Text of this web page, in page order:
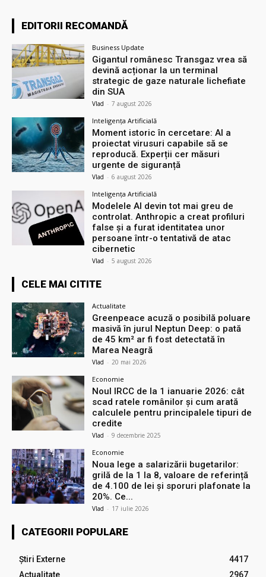
EDITORII RECOMANDĂ
Business Update
Gigantul românesc Transgaz vrea să
devină acționar la un terminal
strategic de gaze naturale lichefiate
din SUA
Vlad - 7 august 2026
Inteligența Artificială
Moment istoric în cercetare: AI a
proiectat virusuri capabile să se
reproducă. Experții cer măsuri
urgente de siguranță
Vlad - 6 august 2026
Inteligența Artificială
Modelele AI devin tot mai greu de
controlat. Anthropic a creat profiluri
false și a furat identitatea unor
persoane într-o tentativă de atac
cibernetic
Vlad - 5 august 2026
CELE MAI CITITE
Actualitate
Greenpeace acuză o posibilă poluare
masivă în jurul Neptun Deep: o pată
de 45 km² ar fi fost detectată în
Marea Neagră
Vlad - 20 mai 2026
Economie
Noul IRCC de la 1 ianuarie 2026: cât
scad ratele românilor și cum arată
calculele pentru principalele tipuri de
credite
Vlad - 9 decembrie 2025
Economie
Noua lege a salarizării bugetarilor:
grilă de la 1 la 8, valoare de referință
de 4.100 de lei și sporuri plafonate la
20%. Ce...
Vlad - 17 iulie 2026
CATEGORII POPULARE
Știri Externe
4417
Actualitate
2967